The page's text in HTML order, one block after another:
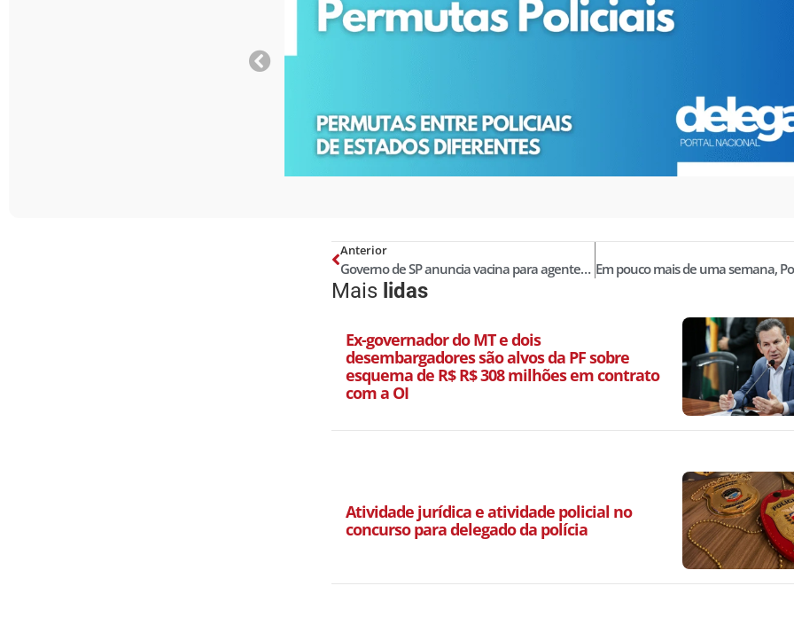
Anterior
Governo de SP anuncia vacina para agentes de segurança após manifestação promovida pelo Sindpesp
Mais lidas
Ex-governador do MT e dois
desembargadores são alvos da PF sobre
esquema de R$ R$ 308 milhões em contrato
com a OI
Atividade jurídica e atividade policial no
concurso para delegado da polícia